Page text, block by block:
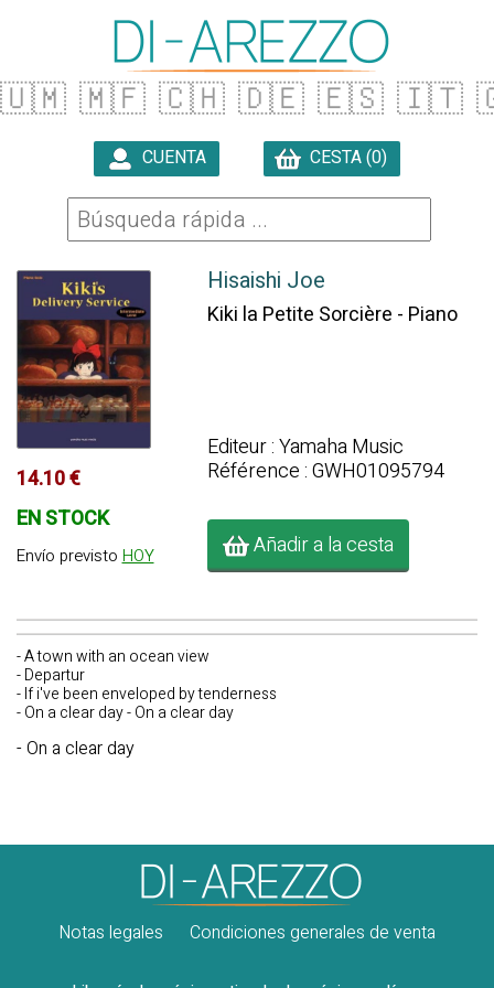
🇺🇲 🇲🇫 🇨🇭 🇩🇪 🇪🇸 🇮🇹
CUENTA CESTA (0)
14.10 €
EN STOCK
Envío previsto HOY
Hisaishi Joe
Kiki la Petite Sorcière - Piano
Editeur : Yamaha Music
Référence : GWH01095794
Añadir a la cesta
- A town with an ocean view
- Departur
- If i've been enveloped by tenderness
- On a clear day - On a clear day
- On a clear day
Notas legales Condiciones generales de venta